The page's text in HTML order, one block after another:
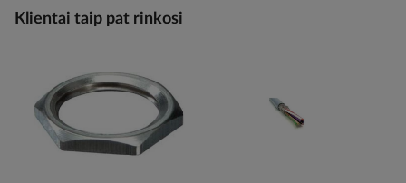
Klientai taip pat rinkosi